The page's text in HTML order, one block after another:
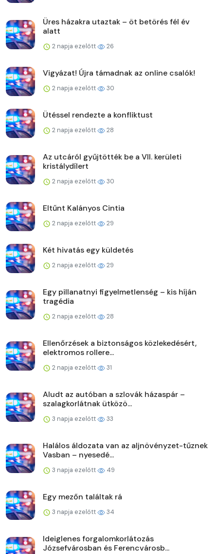
Üres házakra utaztak – öt betörés fél év
alatt
2 napja ezelőtt 26
Vigyázat! Újra támadnak az online csalók!
2 napja ezelőtt 30
Ütéssel rendezte a konfliktust
2 napja ezelőtt 28
Az utcáról gyűjtötték be a VII. kerületi
kristálydílert
2 napja ezelőtt 30
Eltűnt Kalányos Cintia
2 napja ezelőtt 29
Két hivatás egy küldetés
2 napja ezelőtt 29
Egy pillanatnyi figyelmetlenség – kis híján
tragédia
2 napja ezelőtt 28
Ellenőrzések a biztonságos közlekedésért,
elektromos rollere...
2 napja ezelőtt 31
Aludt az autóban a szlovák házaspár –
szalagkorlátnak ütközö...
3 napja ezelőtt 33
Halálos áldozata van az aljnövényzet-tűznek
Vasban – nyesedé...
3 napja ezelőtt 49
Egy mezőn találtak rá
3 napja ezelőtt 34
Ideiglenes forgalomkorlátozás
Józsefvárosban és Ferencvárosb...